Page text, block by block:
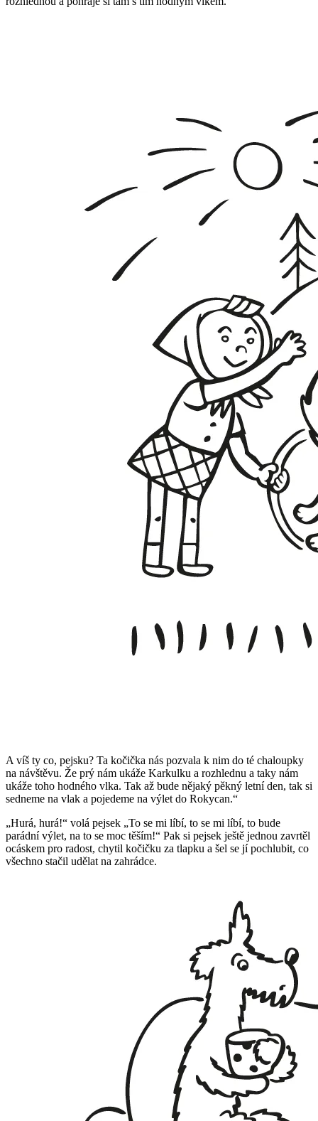
A víš ty co, pejsku? Ta kočička nás pozvala k nim do té chaloupky
na návštěvu. Že prý nám ukáže Karkulku a rozhlednu a taky nám
ukáže toho hodného vlka. Tak až bude nějaký pěkný letní den, tak si
sedneme na vlak a pojedeme na výlet do Rokycan.“
„Hurá, hurá!“ volá pejsek „To se mi líbí, to se mi líbí, to bude
parádní výlet, na to se moc těším!“ Pak si pejsek ještě jednou zavrtěl
ocáskem pro radost, chytil kočičku za tlapku a šel se jí pochlubit, co
všechno stačil udělat na zahrádce.